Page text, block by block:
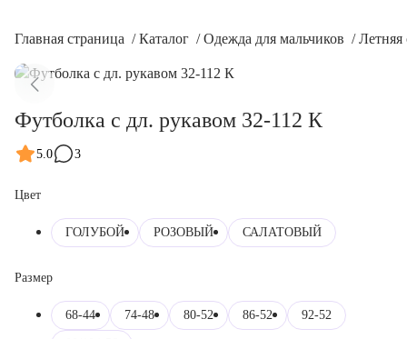
Главная страница /Каталог /Одежда для мальчиков /Летняя
Футболка с дл. рукавом 32-112 К
5.0 3
Цвет
ГОЛУБОЙ РОЗОВЫЙ САЛАТОВЫЙ
Размер
68-44 74-48 80-52 86-52 92-52